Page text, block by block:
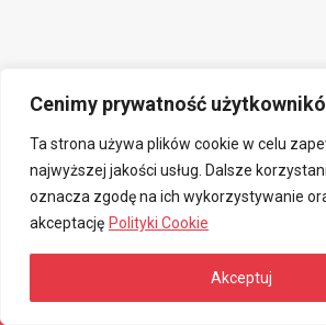
Cenimy prywatność
Ta strona używa plików cookie w celu
najwyższej jakości usług. Dalsze
oznacza zgodę na ich wykorzystywanie
akceptację Polityki Cookie
Akceptuj
© 2026 Związkowa Spółdzielnia